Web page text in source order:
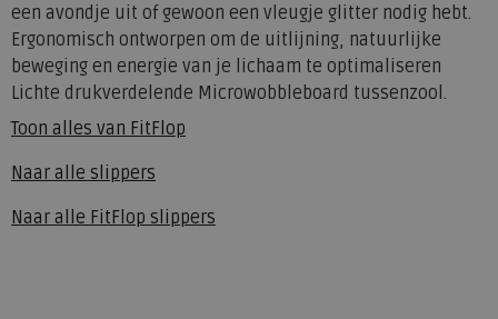
een avondje uit of gewoon een vleugje glitter nodig hebt.
Ergonomisch ontworpen om de uitlijning, natuurlijke
beweging en energie van je lichaam te optimaliseren
Lichte drukverdelende Microwobbleboard tussenzool.
Toon alles van FitFlop
Naar alle slippers
Naar alle FitFlop slippers